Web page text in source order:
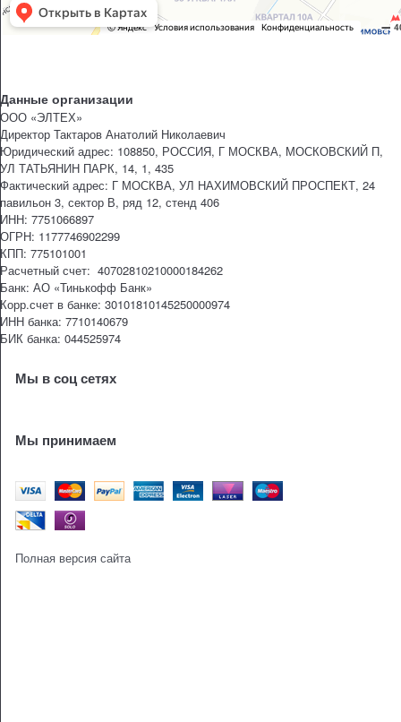
Данные организации
ООО «ЭЛТЕХ»
Директор Тактаров Анатолий Николаевич
Юридический адрес: 108850, РОССИЯ, Г МОСКВА, МОСКОВСКИЙ П,
УЛ ТАТЬЯНИН ПАРК, 14, 1, 435
Фактический адрес: Г МОСКВА, УЛ НАХИМОВСКИЙ ПРОСПЕКТ, 24
павильон 3, сектор В, ряд 12, стенд 406
ИНН: 7751066897
ОГРН: 1177746902299
КПП: 775101001
Расчетный счет: 40702810210000184262
Банк: АО «Тинькофф Банк»
Корр.счет в банке: 30101810145250000974
ИНН банка: 7710140679
БИК банка: 044525974
Мы в соц сетях
Мы принимаем
Полная версия сайта